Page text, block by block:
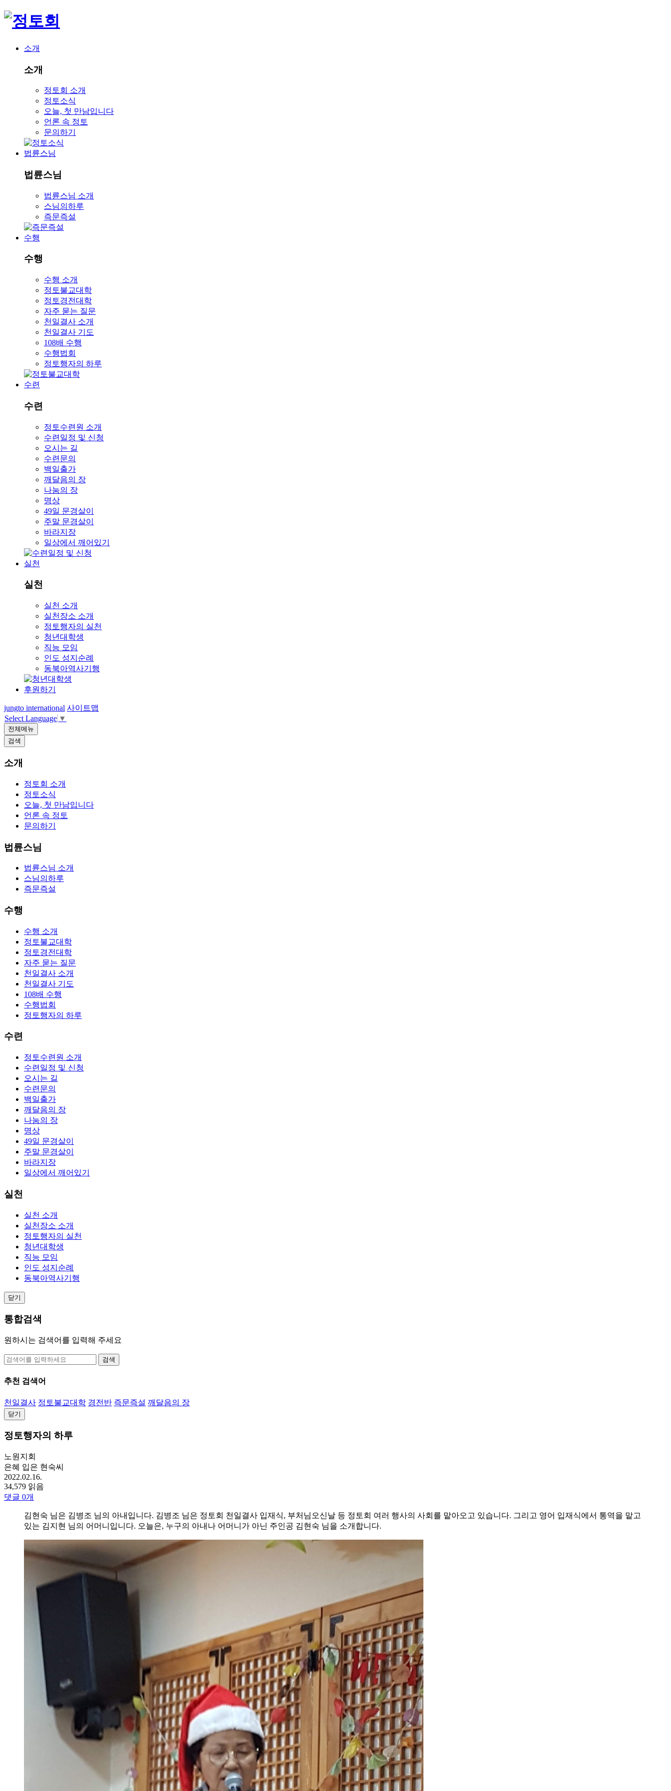
소개
소개
정토회 소개
정토소식
오늘, 첫 만남입니다
언론 속 정토
문의하기
법륜스님
법륜스님
법륜스님 소개
스님의하루
즉문즉설
수행
수행
수행 소개
정토불교대학
정토경전대학
자주 묻는 질문
천일결사 소개
천일결사 기도
108배 수행
수행법회
정토행자의 하루
수련
수련
정토수련원 소개
수련일정 및 신청
오시는 길
수련문의
백일출가
깨달음의 장
나눔의 장
명상
49일 문경살이
주말 문경살이
바라지장
일상에서 깨어있기
실천
실천
실천 소개
실천장소 소개
정토행자의 실천
청년대학생
직능 모임
인도 성지순례
동북아역사기행
후원하기
jungto international 사이트맵
Select Language ▼
전체메뉴
검색
소개
정토회 소개
정토소식
오늘, 첫 만남입니다
언론 속 정토
문의하기
법륜스님
법륜스님 소개
스님의하루
즉문즉설
수행
수행 소개
정토불교대학
정토경전대학
자주 묻는 질문
천일결사 소개
천일결사 기도
108배 수행
수행법회
정토행자의 하루
수련
정토수련원 소개
수련일정 및 신청
오시는 길
수련문의
백일출가
깨달음의 장
나눔의 장
명상
49일 문경살이
주말 문경살이
바라지장
일상에서 깨어있기
실천
실천 소개
실천장소 소개
정토행자의 실천
청년대학생
직능 모임
인도 성지순례
동북아역사기행
닫기
통합검색
원하시는 검색어를 입력해 주세요
검색
추천 검색어
천일결사 정토불교대학 경전반 즉문즉설 깨달음의 장
닫기
정토행자의 하루
노원지회
은혜 입은 현숙씨
2022.02.16.
34,579 읽음
댓글 0개
김현숙 님은 김병조 님의 아내입니다. 김병조 님은 정토회 천일결사 입재식, 부처님오신날 등 정토회 여러 행사의 사회를 맡아오고 있습니다. 그리고 영어 입재식에서 통역을 맡고
있는 김지현 님의 어머니입니다. 오늘은, 누구의 아내나 어머니가 아닌 주인공 김현숙 님을 소개합니다.